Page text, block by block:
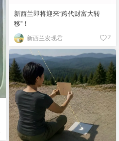
新西兰即将迎来“跨代财富大转
移”！
新西兰发现君 2